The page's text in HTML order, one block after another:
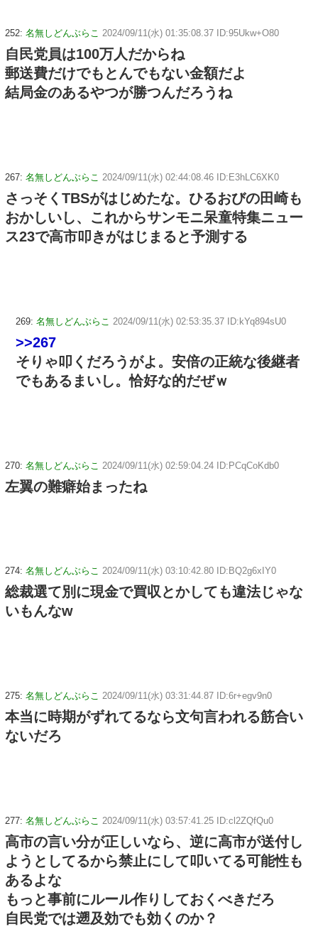
252: 名無しどんぶらこ 2024/09/11(水) 01:35:08.37 ID:95Ukw+O80
自民党員は100万人だからね
郵送費だけでもとんでもない金額だよ
結局金のあるやつが勝つんだろうね
267: 名無しどんぶらこ 2024/09/11(水) 02:44:08.46 ID:E3hLC6XK0
さっそくTBSがはじめたな。ひるおびの田崎も
おかしいし、これからサンモニ呆童特集ニュー
ス23で高市叩きがはじまると予測する
269: 名無しどんぶらこ 2024/09/11(水) 02:53:35.37 ID:kYq894sU0
>>267
そりゃ叩くだろうがよ。安倍の正統な後継者
でもあるまいし。恰好な的だぜｗ
270: 名無しどんぶらこ 2024/09/11(水) 02:59:04.24 ID:PCqCoKdb0
左翼の難癖始まったね
274: 名無しどんぶらこ 2024/09/11(水) 03:10:42.80 ID:BQ2g6xIY0
総裁選て別に現金で買収とかしても違法じゃな
いもんなw
275: 名無しどんぶらこ 2024/09/11(水) 03:31:44.87 ID:6r+egv9n0
本当に時期がずれてるなら文句言われる筋合い
ないだろ
277: 名無しどんぶらこ 2024/09/11(水) 03:57:41.25 ID:cl2ZQfQu0
高市の言い分が正しいなら、逆に高市が送付し
ようとしてるから禁止にして叩いてる可能性も
あるよな
もっと事前にルール作りしておくべきだろ
自民党では遡及効でも効くのか？